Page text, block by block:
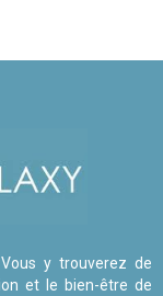
y trouverez de
et le bien-être de